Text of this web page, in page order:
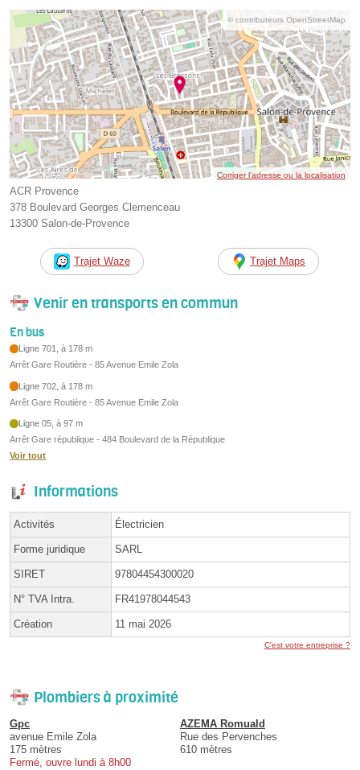
© contributeurs OpenStreetMap
Corriger l’adresse ou la localisation
ACR Provence
378 Boulevard Georges Clemenceau
13300 Salon-de-Provence
Trajet Waze Trajet Maps
Venir en transports en commun
En bus
Ligne 701, à 178 m
Arrêt Gare Routière - 85 Avenue Emile Zola
Ligne 702, à 178 m
Arrêt Gare Routière - 85 Avenue Emile Zola
Ligne 05, à 97 m
Arrêt Gare république - 484 Boulevard de la République
Voir tout
Informations
Activités Électricien
Forme juridique SARL
SIRET 97804454300020
N° TVA Intra. FR41978044543
Création 11 mai 2026
C'est votre entreprise ?
Plombiers à proximité
Gpc
avenue Emile Zola
175 mètres
Fermé, ouvre lundi à 8h00
AZEMA Romuald
Rue des Pervenches
610 mètres